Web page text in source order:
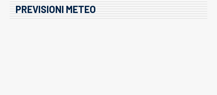
PREVISIONI METEO